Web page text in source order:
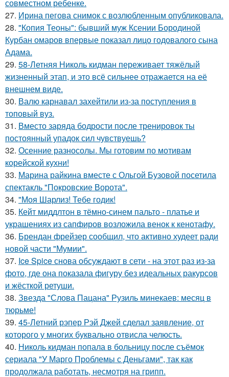
совместном ребенке.
27. Ирина пегова снимок с возлюбленным опубликовала.
28. "Копия Теоны": бывший муж Ксении Бородиной
Курбан омаров впервые показал лицо годовалого сына
Адама.
29. 58-Летняя Николь кидман переживает тяжёлый
жизненный этап, и это всё сильнее отражается на её
внешнем виде.
30. Валю карнавал захейтили из-за поступления в
топовый вуз.
31. Вместо заряда бодрости после тренировок ты
постоянный упадок сил чувствуешь?
32. Осенние разносолы. Мы готовим по мотивам
корейской кухни!
33. Марина райкина вместе с Ольгой Бузовой посетила
спектакль "Покровские Ворота".
34. "Моя Шарлиз! Тебе годик!
35. Кейт миддлтон в тёмно-синем пальто - платье и
украшениях из сапфиров возложила венок к кенотафу.
36. Брендан фрейзер сообщил, что активно худеет ради
новой части "Мумии".
37. Ice Spice снова обсуждают в сети - на этот раз из-за
фото, где она показала фигуру без идеальных ракурсов
и жёсткой ретуши.
38. Звезда "Слова Пацана" Рузиль минекаев: месяц в
тюрьме!
39. 45-Летний рэпер Рэй Джей сделал заявление, от
которого у многих буквально отвисла челюсть.
40. Николь кидман попала в больницу после съёмок
сериала "У Марго Проблемы с Деньгами", так как
продолжала работать, несмотря на грипп.